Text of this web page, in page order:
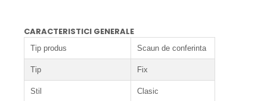
CARACTERISTICI GENERALE
Tip produs Scaun de conferinta
Tip Fix
Stil Clasic